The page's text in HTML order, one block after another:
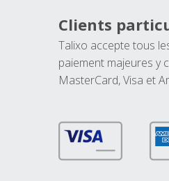
Clients
Talixo accepte tous
paiement majeures y
MasterCard, Visa et